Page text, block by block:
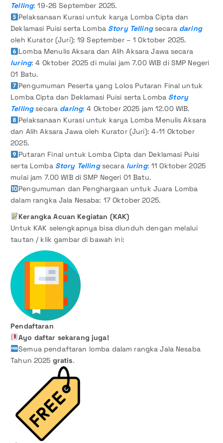
Telling: 19-26 September 2025.
Pelaksanaan Kurasi untuk karya Lomba Cipta dan
Deklamasi Puisi serta Lomba Story Tellingsecara daring
oleh Kurator (Juri): 19 September – 1 Oktober 2025.
Lomba Menulis Aksara dan Alih Aksara Jawa secara
luring: 4 Oktober 2025 di mulai jam 7.00 WIB di SMP Negeri
01 Batu.
Pengumuman Peserta yang Lolos Putaran Final untuk
Lomba Cipta dan Deklamasi Puisi serta Lomba Story
Tellingsecara daring: 4 Oktober 2025 jam 12.00 WIB.
Pelaksanaan Kurasi untuk karya Lomba Menulis Aksara
dan Alih Aksara Jawa oleh Kurator (Juri): 4-11 Oktober
2025.
Putaran Final untuk Lomba Cipta dan Deklamasi Puisi
serta Lomba Story Tellingsecara luring: 11 Oktober 2025
mulai jam 7.00 WIB di SMP Negeri 01 Batu.
Pengumuman dan Penghargaan untuk Juara Lomba
dalam rangka Jala Nesaba: 17 Oktober 2025.
Kerangka Acuan Kegiatan (KAK)
Untuk KAK selengkapnya bisa diunduh dengan melalui
tautan / klik gambar di bawah ini:
Pendaftaran
Ayo daftar sekarang juga!
Semua pendaftaran lomba dalam rangka Jala Nesaba
Tahun 2025 gratis.